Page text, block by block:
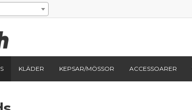
KLÄDER KEPSAR/MÖSSOR ACCESSOARER